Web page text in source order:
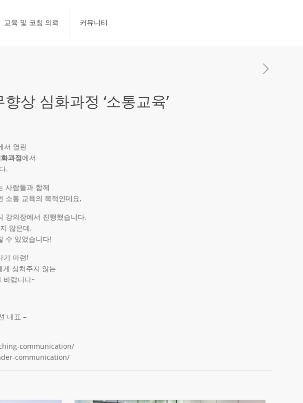
교육 및 코칭 의뢰 커뮤니티
상 심화과정 ‘소통교육’
서 열린
과정에서
.
사람들과 함께
소통 교육의 목적인데요,
강의장에서 진행했습니다.
않은데,
수 있었습니다!
기 마련!
게 상처주지 않는
바랍니다~
대표 –
communication/
communication/